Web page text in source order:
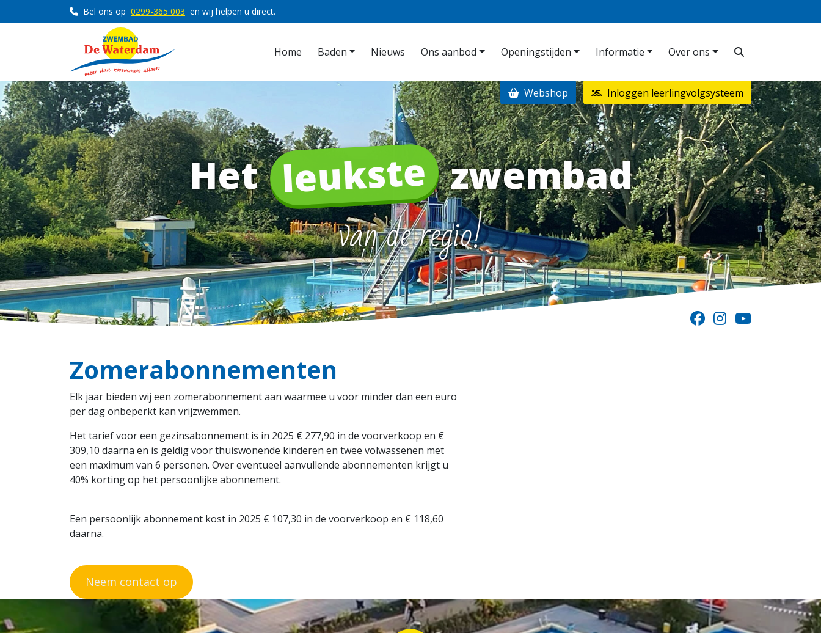
Bel ons op 0299-365 003 en wij helpen u direct.
Home Baden Nieuws Ons aanbod Openingstijden Informatie Over ons
Webshop Inloggen leerlingvolgsysteem
Het leukste zwembad
van de regio!
Zomerabonnementen
Elk jaar bieden wij een zomerabonnement aan waarmee u voor minder dan een euro
per dag onbeperkt kan vrijzwemmen.
Het tarief voor een gezinsabonnement is in 2025 € 277,90 in de voorverkoop en €
309,10 daarna en is geldig voor thuiswonende kinderen en twee volwassenen met
een maximum van 6 personen. Over eventueel aanvullende abonnementen krijgt u
40% korting op het persoonlijke abonnement.
Een persoonlijk abonnement kost in 2025 € 107,30 in de voorverkoop en € 118,60
daarna.
Neem contact op